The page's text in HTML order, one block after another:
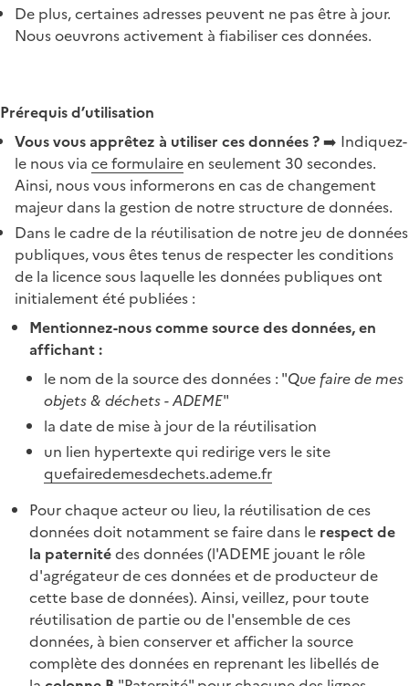
De plus, certaines adresses peuvent ne pas être à jour.
Nous oeuvrons activement à fiabiliser ces données.
Prérequis d’utilisation
Vous vous apprêtez à utiliser ces données ?➡️ Indiquez-
le nous via ce formulaireen seulement 30 secondes.
Ainsi, nous vous informerons en cas de changement
majeur dans la gestion de notre structure de données.
Dans le cadre de la réutilisation de notre jeu de données
publiques, vous êtes tenus de respecter les conditions
de la licence sous laquelle les données publiques ont
initialement été publiées :
Mentionnez-nous comme source des données, en
affichant :
le nom de la source des données : "Que faire de mes
objets & déchets - ADEME"
la date de mise à jour de la réutilisation
un lien hypertexte qui redirige vers le site
quefairedemesdechets.ademe.fr
Pour chaque acteur ou lieu, la réutilisation de ces
données doit notamment se faire dans le respect de
la paternitédes données (l'ADEME jouant le rôle
d'agrégateur de ces données et de producteur de
cette base de données). Ainsi, veillez, pour toute
réutilisation de partie ou de l'ensemble de ces
données, à bien conserver et afficher la source
complète des données en reprenant les libellés de